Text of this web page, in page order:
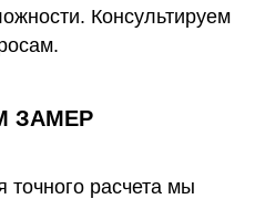
Консультируем
ЗАМЕР
точного расчета мы